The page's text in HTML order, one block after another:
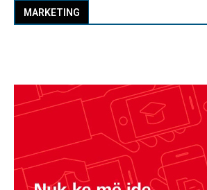
MARKETING